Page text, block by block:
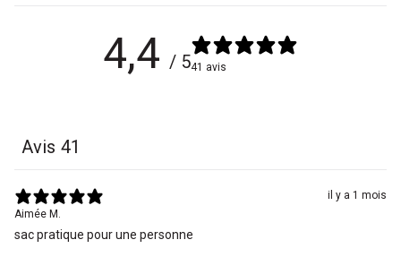
4,4 / 541 avis
Avis 41
il y a 1 mois
Aimée M.
sac pratique pour une personne